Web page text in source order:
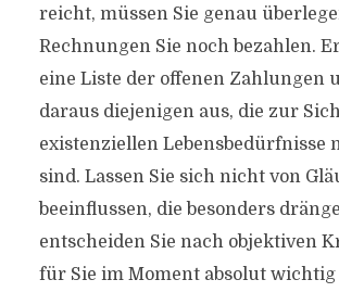
reicht, müssen Sie genau
Rechnungen Sie noch bezahlen.
eine Liste der offenen Zahlungen
daraus diejenigen aus, die zur
existenziellen Lebensbedürfnisse
sind. Lassen Sie sich nicht von
beeinflussen, die besonders
entscheiden Sie nach objektiven
für Sie im Moment absolut wichtig